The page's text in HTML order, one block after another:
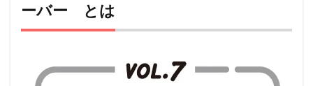
ドギーな
ハーバ
ー とは
アク
セス
ーバー とは